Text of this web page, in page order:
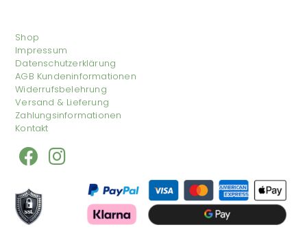
Shop
Impressum
Datenschutzerklärung
AGB Kundeninformationen
Widerrufsbelehrung
Versand & Lieferung
Zahlungsinformationen
Kontakt